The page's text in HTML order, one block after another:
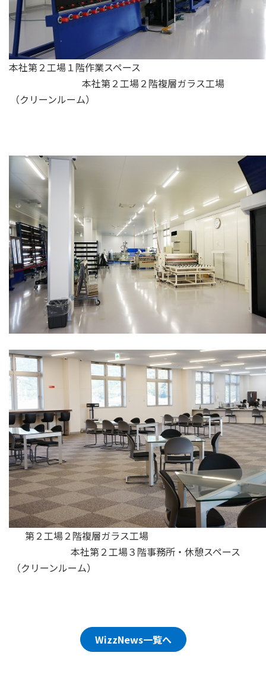
本社第２工場１階作業スペース
本社第２工場２階複層ガラス工場
（クリーンルーム）
第２工場２階複層ガラス工場
本社第２工場３階事務所・休憩スペース
（クリーンルーム）
WizzNews一覧へ